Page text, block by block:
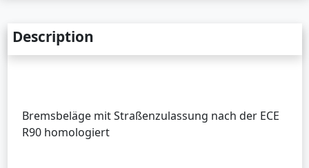
Description
Bremsbeläge mit Straßenzulassung nach der ECE
R90 homologiert